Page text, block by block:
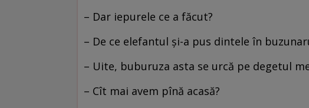
– Dar iepurele ce a făcut?
– De ce elefantul și-a pus dintele în
– Uite, buburuza asta se urcă pe degetul
– Cît mai avem pînă acasă?